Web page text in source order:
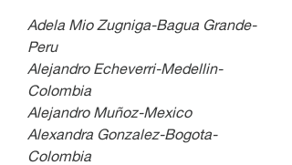
Adela Mio Zugniga-Bagua Grande-
Peru
Alejandro Echeverri-Medellin-
Colombia
Alejandro Muñoz-Mexico
Alexandra Gonzalez-Bogota-
Colombia